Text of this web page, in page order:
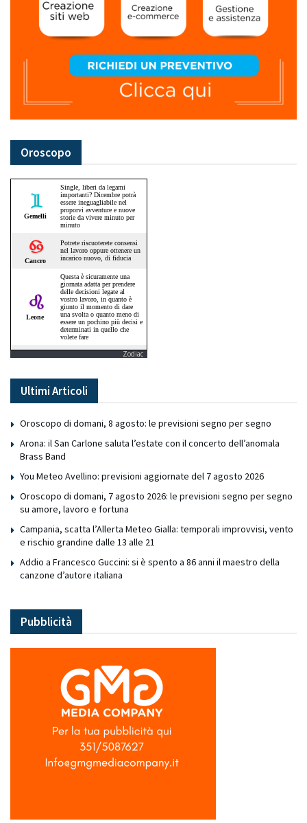
Oroscopo
Zodiac
Ultimi Articoli
Oroscopo di domani, 8 agosto: le previsioni segno per segno
Arona: il San Carlone saluta l’estate con il concerto dell’anomala
Brass Band
You Meteo Avellino: previsioni aggiornate del 7 agosto 2026
Oroscopo di domani, 7 agosto 2026: le previsioni segno per segno
su amore, lavoro e fortuna
Campania, scatta l’Allerta Meteo Gialla: temporali improvvisi, vento
e rischio grandine dalle 13 alle 21
Addio a Francesco Guccini: si è spento a 86 anni il maestro della
canzone d’autore italiana
Pubblicità